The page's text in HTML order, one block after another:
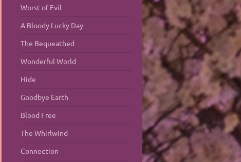
Worst of Evil
A Bloody Lucky Day
The Bequeathed
Wonderful World
Hide
Goodbye Earth
Blood Free
The Whirlwind
Connection